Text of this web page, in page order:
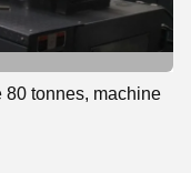
80 tonnes, machine